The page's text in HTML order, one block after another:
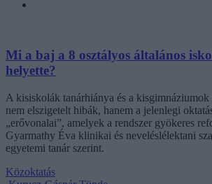
Mi a baj a 8 osztályos általános
helyette?
A kisiskolák tanárhiánya és a kisgimnáziumok
nem elszigetelt hibák, hanem a jelenlegi
„erővonalai”, amelyek a rendszer gyökeres
Gyarmathy Éva klinikai és neveléslélektani
egyetemi tanár szerint.
Közoktatás